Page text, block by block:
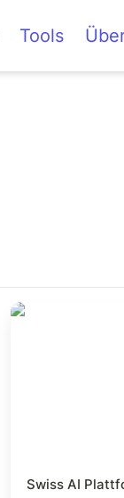
Tools
Swiss AI
Swiss AI